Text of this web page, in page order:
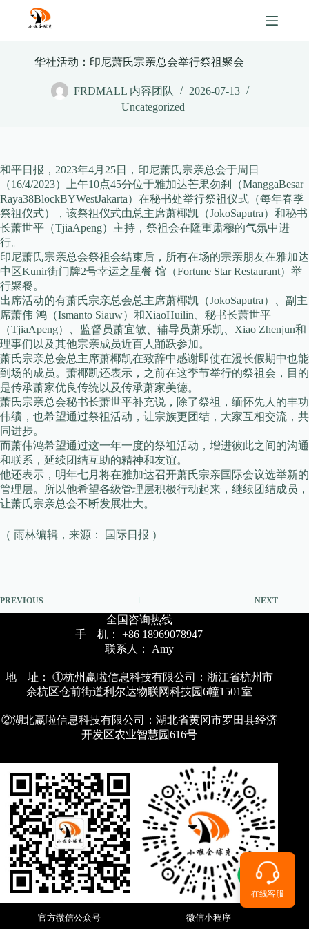
content
华社活动：印尼萧氏宗亲总会举行祭祖聚会
FRDMALL 内容团队
2026-07-13
Uncategorized
和平日报，2023年4月25日，印尼萧氏宗亲总会于周日
（16/4/2023）上午10点45分位于雅加达芒果勿刹（ManggaBesar
Raya38BlockBYWestJakarta）在秘书处举行祭祖仪式（每年春季
祭祖仪式），该祭祖仪式由总主席萧椰凯（JokoSaputra）和秘书
长萧世平（TjiaApeng）主持，祭祖会在隆重肃穆的气氛中进
行。
印尼萧氏宗亲总会祭祖会结束后，所有在场的宗亲朋友在雅加达
中区Kunir街门牌2号幸运之星餐 馆（Fortune Star Restaurant）举
行聚餐。
出席活动的有萧氏宗亲总会总主席萧椰凯（JokoSaputra）、副主
席萧伟 鸿（Ismanto Siauw）和XiaoHuilin、秘书长萧世平
（TjiaApeng）、监督员萧宜敏、辅导员萧乐凯、Xiao Zhenjun和
理事们以及其他宗亲成员近百人踊跃参加。
萧氏宗亲总会总主席萧椰凯在致辞中感谢即使在漫长假期中也能
到场的成员。萧椰凯还表示，之前在这季节举行的祭祖会，目的
是传承萧家优良传统以及传承萧家美德。
萧氏宗亲总会秘书长萧世平补充说，除了祭祖，缅怀先人的丰功
伟绩，也希望通过祭祖活动，让宗族更团结，大家互相交流，共
同进步。
而萧伟鸿希望通过这一年一度的祭祖活动，增进彼此之间的沟通
和联系，延续团结互助的精神和友谊。
他还表示，明年七月将在雅加达召开萧氏宗亲国际会议选举新的
管理层。所以他希望各级管理层积极行动起来，继续团结成员，
让萧氏宗亲总会不断发展壮大。
（ 雨林编辑，来源： 国际日报 ）
PREVIOUS NEXT
全国咨询热线
手 机： +86 18969078947
联系人： Amy
地 址： ①杭州赢啦信息科技有限公司：浙江省杭州市
余杭区仓前街道利尔达物联网科技园6幢1501室
②湖北赢啦信息科技有限公司：湖北省黄冈市罗田县经济
开发区农业智慧园616号
官方微信公众号 微信小程序
在线客服